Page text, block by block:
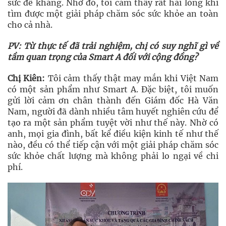
sức đề kháng. Nhờ đó, tôi cảm thấy rất hài lòng khi
tìm được một giải pháp chăm sóc sức khỏe an toàn
cho cả nhà.
PV: Từ thực tế đã trải nghiệm, chị có suy nghĩ gì về
tầm quan trọng của Smart A đối với cộng đồng?
Chị Kiên: Tôi cảm thấy thật may mắn khi Việt Nam
có một sản phẩm như Smart A. Đặc biệt, tôi muốn
gửi lời cảm ơn chân thành đến Giám đốc Hà Văn
Nam, người đã dành nhiều tâm huyết nghiên cứu để
tạo ra một sản phẩm tuyệt vời như thế này. Nhờ có
anh, mọi gia đình, bất kể điều kiện kinh tế như thế
nào, đều có thể tiếp cận với một giải pháp chăm sóc
sức khỏe chất lượng mà không phải lo ngại về chi
phí.